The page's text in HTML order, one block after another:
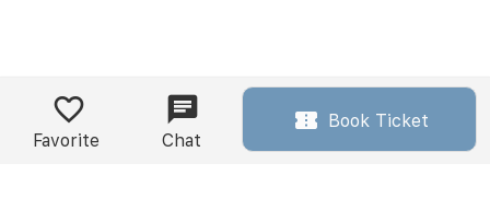
Favorite Chat
Book Ticket